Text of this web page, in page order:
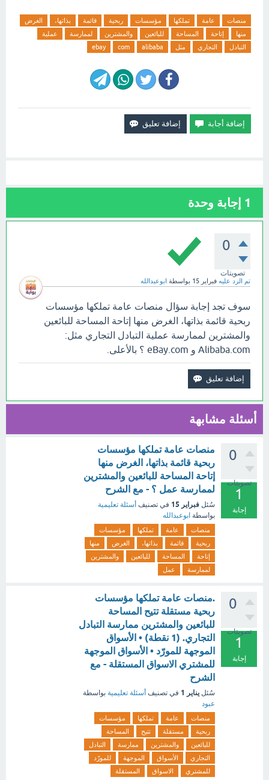
منصات عامة تملكها مؤسسات ربحية قائمة بذاتها،
الغرض
منها
إتاحة المساحة للبائعين والمشترين لممارسة
عملية
التبادل
التجاري مثل alibaba
com
ebay
1 إجابة وحدة
0
تصويتات
تم الرد عليه فبراير 15 بواسطة ابوعبدالله
سوف تجد إجابة سؤال منصات عامة تملكها مؤسسات
ربحية قائمة بذاتها، الغرض منها إتاحة المساحة للبائعين
والمشترين لممارسة عملية التبادل التجاري مثل:
Alibaba.com و eBay.com ؟ بالأعلى.
أسئلة مشابهة
0
تصويتات
1
إجابة
منصات عامة تملكها مؤسسات
ربحية قائمة بذاتها، الغرض منها
إتاحة المساحة للبائعين والمشترين
لممارسة عمل ؟ - مع الشرح
سُئل فبراير 15 في تصنيف أسئلة تعليمية
بواسطة ابوعبدالله
منصات عامة تملكها
مؤسسات
ربحية
قائمة بذاتها، الغرض
منها
إتاحة
المساحة للبائعين
والمشترين
لممارسة
عمل
0
تصويتات
1
إجابة
.منصات عامة تملكها مؤسسات
ربحية مستقلة تتيح المساحة
للبائعين والمشترين ممارسة التبادل
التجاري. (1 نقطة) • الأسواق
الموجهة للمورّد • الأسواق الموجهة
للمشتري الاسواق المستقلة - مع
الشرح
سُئل يناير 1 في تصنيف أسئلة تعليمية بواسطة
عبود
منصات عامة تملكها
مؤسسات
ربحية
مستقلة تتيح
المساحة
للبائعين
والمشترين ممارسة
التبادل
التجاري
الأسواق الموجهة
للمورّد
للمشتري
الاسواق المستقلة